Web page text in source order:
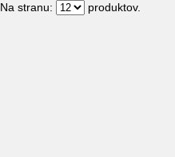
Na stranu: produktov.